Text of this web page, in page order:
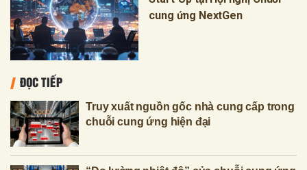
cung ứng NextGen
ĐỌC TIẾP
Truy xuất nguồn gốc nhà cung cấp trong
chuỗi cung ứng hiện đại